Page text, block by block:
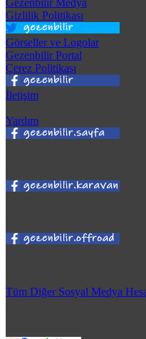
Gezenbilir Medya
Gizlilik Politikası
Görseller ve Logolar
Gezenbilir Portal
Çerez Politikası
İletişim
Yardım
Tüm Diğer Sosyal Medya